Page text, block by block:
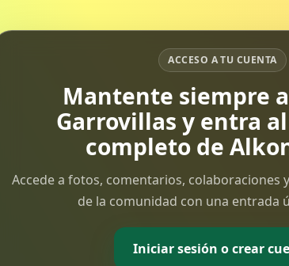
ACCESO A TU CUENTA
Mantente siempre
Garrovillas y entra
completo de
Accede a fotos, comentarios, colaboraciones
de la comunidad con una entrada
Iniciar sesión o crear